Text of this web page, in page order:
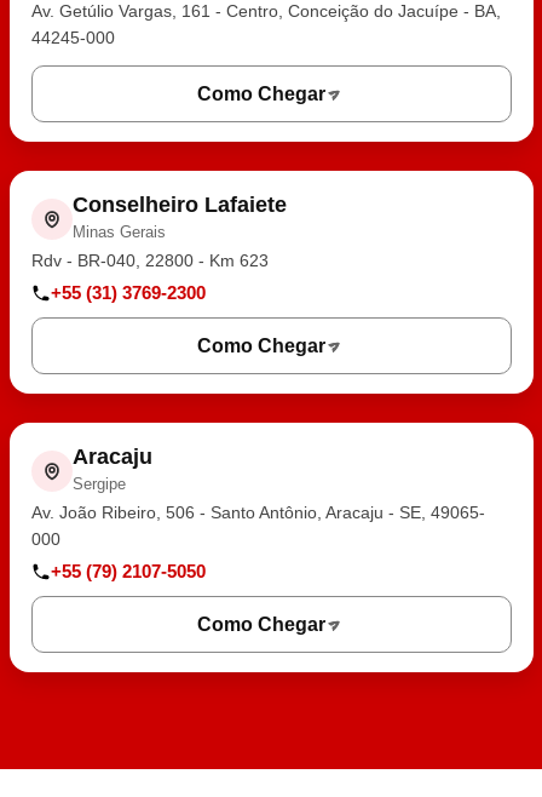
Av. Getúlio Vargas, 161 - Centro, Conceição do Jacuípe - BA,
44245-000
Como Chegar
Conselheiro Lafaiete
Minas Gerais
Rdv - BR-040, 22800 - Km 623
+55 (31) 3769-2300
Como Chegar
Aracaju
Sergipe
Av. João Ribeiro, 506 - Santo Antônio, Aracaju - SE, 49065-
000
+55 (79) 2107-5050
Como Chegar